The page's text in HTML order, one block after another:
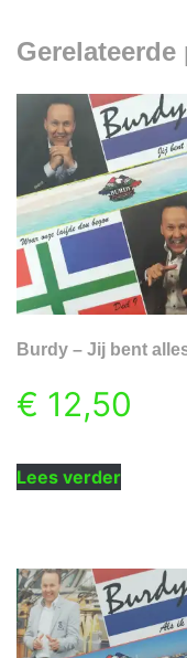
Burdy – Jij bent
€ 12,50
Lees verder